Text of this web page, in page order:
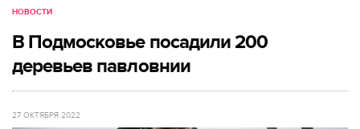
НОВОСТИ
В Подмосковье посадили 200
деревьев павловнии
27 ОКТЯБРЯ 2022